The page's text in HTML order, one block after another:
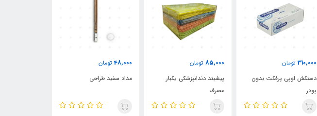
310,000 تومان
دستکش اوپی پرفکت بدون
پودر
85,000 تومان
پیشبند دندانپزشکی یکبار
مصرف
48,000 تومان
مداد سفید طراحی